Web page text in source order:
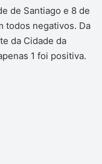
de Santiago e 8 de
todos negativos. Da
da Cidade da
1 foi positiva.